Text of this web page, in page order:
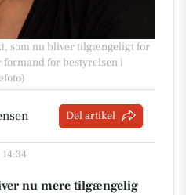
som nu bliver tilgængeligt for
formand for bestyrelsen i
Del artikel
nu mere tilgængelig